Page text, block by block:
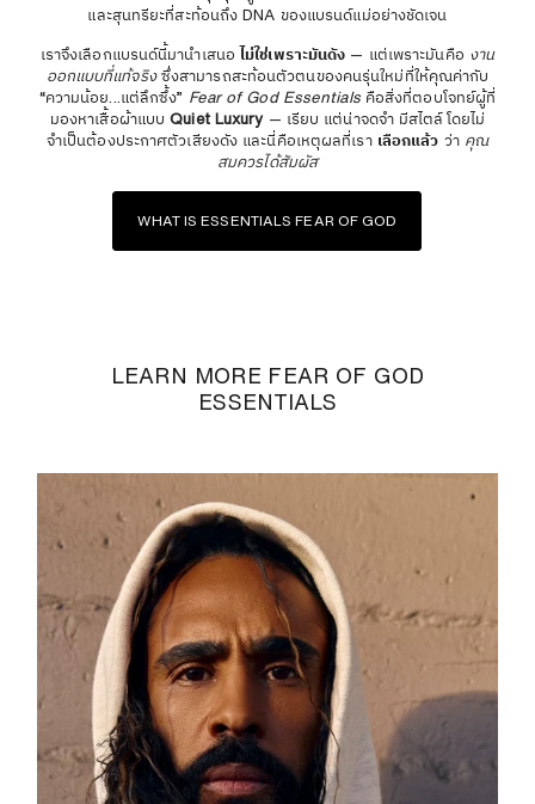
และสุนทรียะที่สะท้อนถึง DNA ของแบรนด์แม่อย่างชัดเจน
เราจึงเลือกแบรนด์นี้มานำเสนอ ไม่ใช่เพราะมันดัง — แต่เพราะมันคือ งาน
ออกแบบที่แท้จริงซึ่งสามารถสะท้อนตัวตนของคนรุ่นใหม่ที่ให้คุณค่ากับ
“ความน้อย...แต่ลึกซึ้ง” Fear of God Essentialsคือสิ่งที่ตอบโจทย์ผู้ที่
มองหาเสื้อผ้าแบบQuiet Luxury— เรียบ แต่น่าจดจำ มีสไตล์โดยไม่
จำเป็นต้องประกาศตัวเสียงดัง และนี่คือเหตุผลที่เรา เลือกแล้ว ว่า คุณ
สมควรได้สัมผัส
WHAT IS ESSENTIALS FEAR OF GOD
LEARN MORE FEAR OF GOD
ESSENTIALS